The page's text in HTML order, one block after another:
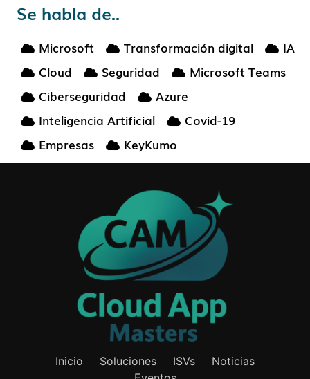
Se habla de..
Microsoft Transformación digital
IA
Cloud
Seguridad
Microsoft Teams
Ciberseguridad
Azure
Inteligencia Artificial
Covid-19
Empresas
KeyKumo
Inicio Soluciones ISVs
Noticias